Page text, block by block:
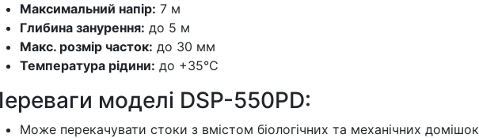
Максимальний напір: 7 м
Глибина занурення: до 5 м
Макс. розмір часток: до 30 мм
Температура рідини: до +35°C
моделі DSP-550PD:
Може перекачувати стоки з вмістом біологічних та механічних домішок